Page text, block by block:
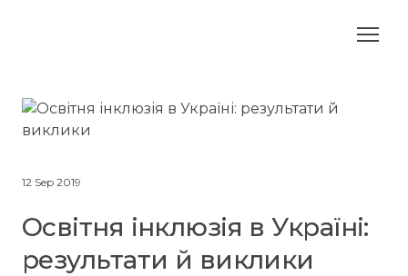
12 Sep 2019
Освітня інклюзія в Україні:
результати й виклики